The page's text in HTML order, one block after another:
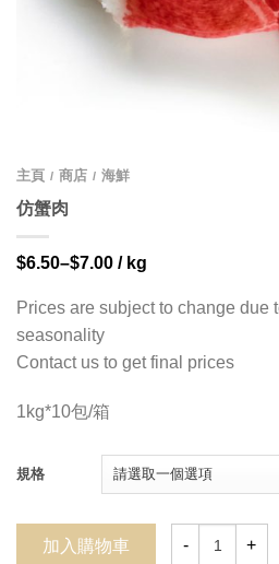
主頁 / 商店 / 海鮮
仿蟹肉
$6.50–$7.00 / kg
Prices are subject to change due
seasonality
Contact us to get final prices
1kg*10包/箱
規格
加入購物車